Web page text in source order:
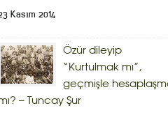
Kasım 2014
Özür dileyip
“Kurtulmak mı”,
geçmişle
– Tuncay Şur